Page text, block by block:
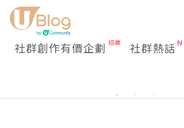
社群創作有價企劃 社群熱話